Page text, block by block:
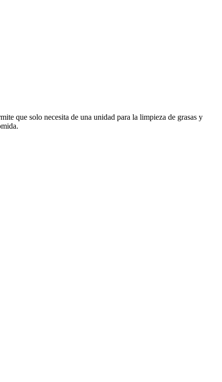
que solo necesita de una unidad para la limpieza de grasas y